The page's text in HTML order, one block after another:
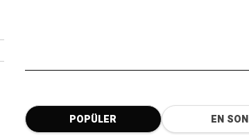
POPÜLER EN SON